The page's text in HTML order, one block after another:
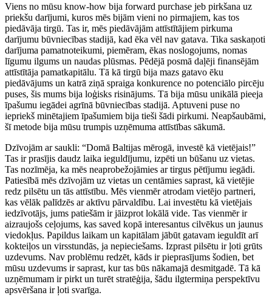
Viens no mūsu know-how bija forward purchase jeb pirkšana uz
priekšu darījumi, kuros mēs bijām vieni no pirmajiem, kas tos
piedāvāja tirgū. Tas ir, mēs piedāvājām attīstītājiem pirkuma
darījumu būvniecības stadijā, kad ēka vēl nav gatava. Tika saskaņoti
darījuma pamatnoteikumi, piemēram, ēkas noslogojums, nomas
līgumu ilgums un naudas plūsmas. Pēdējā posmā daļēji finansējām
attīstītāja pamatkapitālu. Tā kā tirgū bija mazs gatavo ēku
piedāvājums un katrā ziņā spraiga konkurence no potenciālo pircēju
puses, šis mums bija loģisks risinājums. Tā bija mūsu unikālā pieeja
īpašumu iegādei agrīnā būvniecības stadijā. Aptuveni puse no
iepriekš minētajiem īpašumiem bija tieši šādi pirkumi. Neapšaubāmi,
šī metode bija mūsu trumpis uzņēmuma attīstības sākumā.
Dzīvojām ar saukli: “Domā Baltijas mērogā, investē kā vietējais!”
Tas ir prasījis daudz laika ieguldījumu, izpēti un būšanu uz vietas.
Tas nozīmēja, ka mēs neaprobežojāmies ar tirgus pētījumu iegādi.
Patiesībā mēs dzīvojām uz vietas un centāmies saprast, kā vietējie
redz pilsētu un tās attīstību. Mēs vienmēr atrodam vietējo partneri,
kas vēlāk palīdzēs ar aktīvu pārvaldību. Lai investētu kā vietējais
iedzīvotājs, jums patiešām ir jāizprot lokālā vide. Tas vienmēr ir
aizraujošs ceļojums, kas saved kopā interesantus cilvēkus un jaunus
viedokļus. Papildus laikam un kapitālam jābūt gatavam ieguldīt arī
kokteiļos un virsstundās, ja nepieciešams. Izprast pilsētu ir ļoti grūts
uzdevums. Nav problēmu redzēt, kāds ir pieprasījums šodien, bet
mūsu uzdevums ir saprast, kur tas būs nākamajā desmitgadē. Tā kā
uzņēmumam ir pirkt un turēt stratēģija, šādu ilgtermiņa perspektīvu
apsvēršana ir ļoti svarīga.